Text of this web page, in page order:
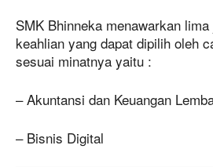
SMK Bhinneka menawarkan
keahlian yang dapat dipilih oleh
sesuai minatnya yaitu :
– Akuntansi dan Keuangan
– Bisnis Digital